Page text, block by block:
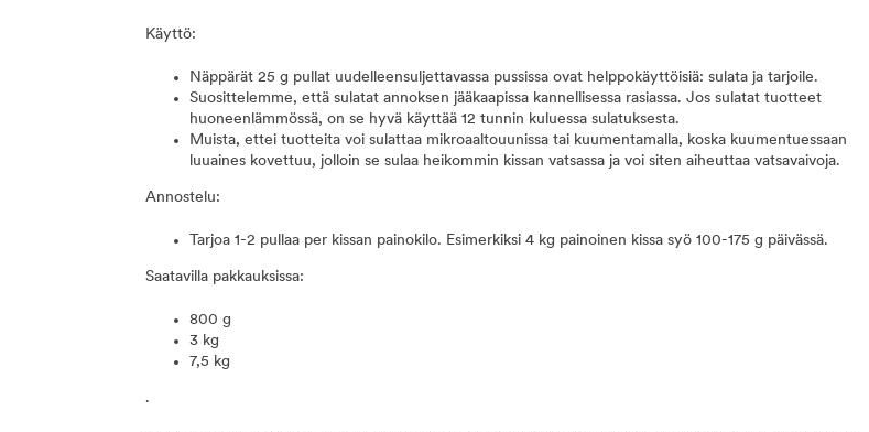
Käyttö:
Näppärät 25 g pullat uudelleensuljettavassa pussissa ovat helppokäyttöisiä: sulata ja tarjoile.
Suosittelemme, että sulatat annoksen jääkaapissa kannellisessa rasiassa. Jos sulatat tuotteet
huoneenlämmössä, on se hyvä käyttää 12 tunnin kuluessa sulatuksesta.
Muista, ettei tuotteita voi sulattaa mikroaaltouunissa tai kuumentamalla, koska kuumentuessaan
luuaines kovettuu, jolloin se sulaa heikommin kissan vatsassa ja voi siten aiheuttaa vatsavaivoja.
Annostelu:
Tarjoa 1-2 pullaa per kissan painokilo. Esimerkiksi 4 kg painoinen kissa syö 100-175 g päivässä.
Saatavilla pakkauksissa:
800 g
3 kg
7,5 kg
.